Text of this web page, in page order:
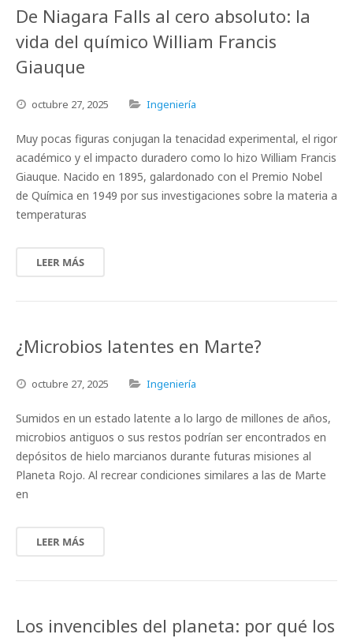
De Niagara Falls al cero absoluto: la
vida del químico William Francis
Giauque
octubre 27, 2025 Ingeniería
Muy pocas figuras conjugan la tenacidad experimental, el rigor
académico y el impacto duradero como lo hizo William Francis
Giauque. Nacido en 1895, galardonado con el Premio Nobel
de Química en 1949 por sus investigaciones sobre la materia a
temperaturas
LEER MÁS
¿Microbios latentes en Marte?
octubre 27, 2025 Ingeniería
Sumidos en un estado latente a lo largo de millones de años,
microbios antiguos o sus restos podrían ser encontrados en
depósitos de hielo marcianos durante futuras misiones al
Planeta Rojo. Al recrear condiciones similares a las de Marte
en
LEER MÁS
Los invencibles del planeta: por qué los